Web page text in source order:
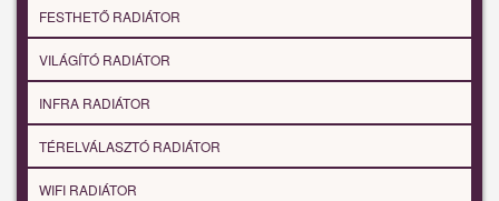
FESTHETŐ RADIÁTOR
VILÁGÍTÓ RADIÁTOR
INFRA RADIÁTOR
TÉRELVÁLASZTÓ RADIÁTOR
WIFI RADIÁTOR